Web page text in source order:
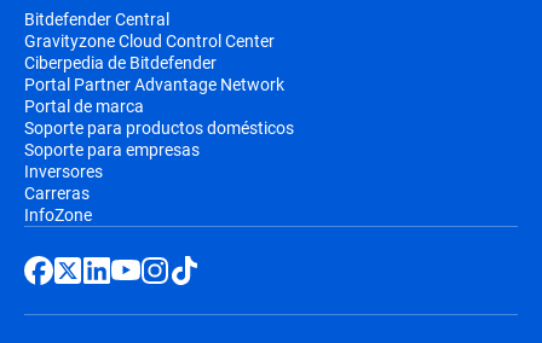
Bitdefender Central
Gravityzone Cloud Control Center
Ciberpedia de Bitdefender
Portal Partner Advantage Network
Portal de marca
Soporte para productos domésticos
Soporte para empresas
Inversores
Carreras
InfoZone